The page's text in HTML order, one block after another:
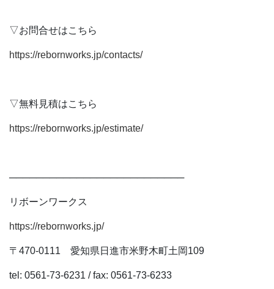
▽お問合せはこちら
https://rebornworks.jp/contacts/
▽無料見積はこちら
https://rebornworks.jp/estimate/
──────────────────────────
リボーンワークス
https://rebornworks.jp/
〒470-0111 愛知県日進市米野木町土岡109
tel: 0561-73-6231 / fax: 0561-73-6233